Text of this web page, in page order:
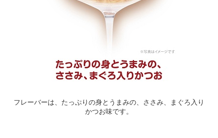
フレーバーは、たっぷりの身とうまみの、ささみ、まぐろ入り
かつお味です。